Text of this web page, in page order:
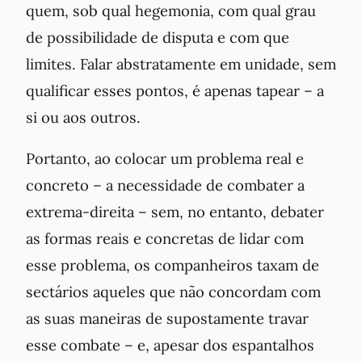
quem, sob qual hegemonia, com qual grau
de possibilidade de disputa e com que
limites. Falar abstratamente em unidade, sem
qualificar esses pontos, é apenas tapear – a
si ou aos outros.
Portanto, ao colocar um problema real e
concreto – a necessidade de combater a
extrema-direita – sem, no entanto, debater
as formas reais e concretas de lidar com
esse problema, os companheiros taxam de
sectários aqueles que não concordam com
as suas maneiras de supostamente travar
esse combate – e, apesar dos espantalhos